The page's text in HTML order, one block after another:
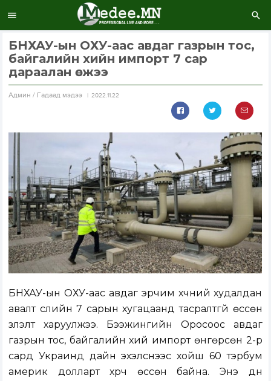
БНХАУ-ын ОХУ-аас авдаг газрын тос,
байгалийн хийн импорт 7 сар
дараалан өсжээ
Aдмин / Гадаад мэдээ 2022.11.22
БНХАУ-ын ОХУ-аас авдаг эрчим хүчний худалдан
авалт сүүлийн 7 сарын хугацаанд тасралтгүй өссөн
үзүүлэлт харуулжээ. Бээжингийн Оросоос авдаг
газрын тос, байгалийн хий импорт өнгөрсөн 2-р
сард Украинд дайн эхэлснээс хойш 60 тэрбум
америк долларт хүрч өссөн байна. Энэ дүн